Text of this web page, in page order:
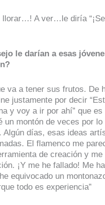
llorar…! A ver…le diría
le darían a esas
va a tener sus frutos. De
justamente por decir
y voy a ir por ahí” que es
un montón de veces por lo
Algún días, esas ideas
El flamenco me
de creación y me
¡Y me he fallado! Me
equivocado un
todo es experiencia”